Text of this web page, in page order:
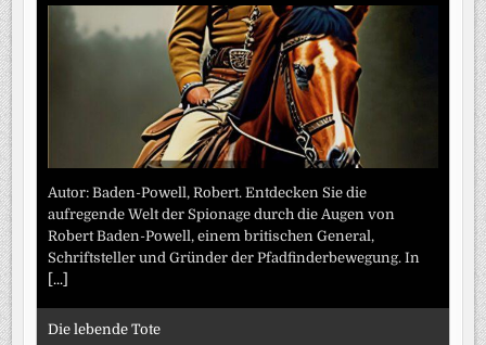
Autor: Baden-Powell, Robert. Entdecken Sie die
aufregende Welt der Spionage durch die Augen von
Robert Baden-Powell, einem britischen General,
Schriftsteller und Gründer der Pfadfinderbewegung. In
[...]
Die lebende Tote